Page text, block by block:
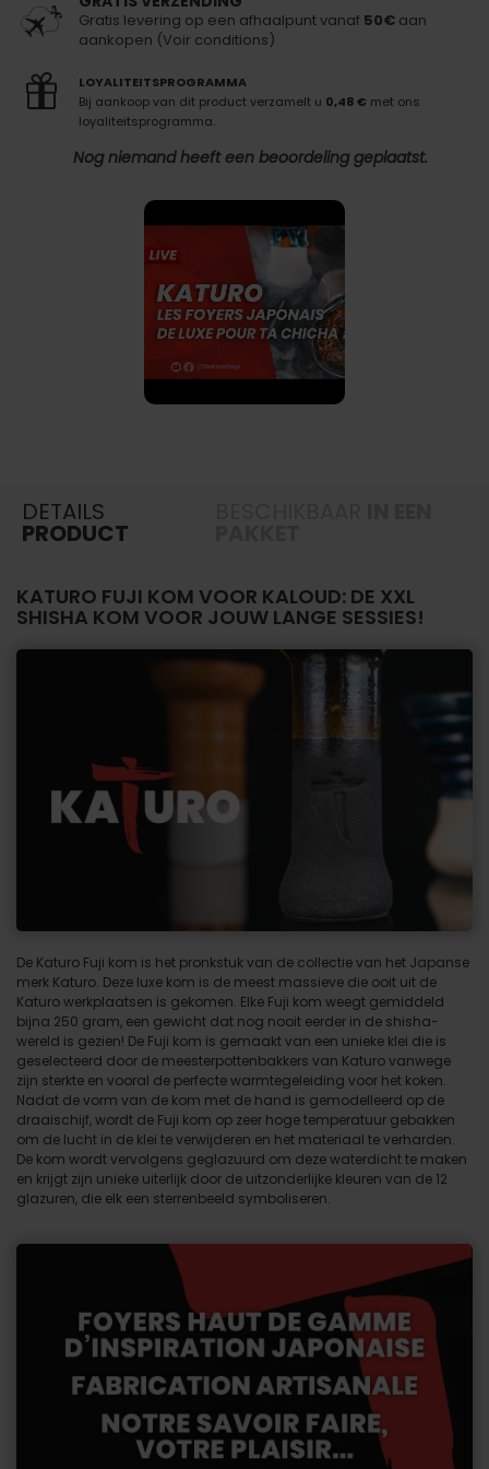
Gratis levering op een afhaalpunt vanaf 50€ aan
aankopen (Voir conditions)
LOYALITEITSPROGRAMMA
Bij aankoop van dit product verzamelt u 0,48 € met ons
loyaliteitsprogramma.
Nog niemand heeft een beoordeling geplaatst.
DETAILS
PRODUCT
KATURO FUJI KOM VOOR KALOUD: DE XXL
SHISHA KOM VOOR JOUW LANGE SESSIES!
De Katuro Fuji kom is het pronkstuk van de collectie van het Japanse
merk Katuro. Deze luxe kom is de meest massieve die ooit uit de
Katuro werkplaatsen is gekomen. Elke Fuji kom weegt gemiddeld
bijna 250 gram, een gewicht dat nog nooit eerder in de shisha-
wereld is gezien! De Fuji kom is gemaakt van een unieke klei die is
geselecteerd door de meesterpottenbakkers van Katuro vanwege
zijn sterkte en vooral de perfecte warmtegeleiding voor het koken.
Nadat de vorm van de kom met de hand is gemodelleerd op de
draaischijf, wordt de Fuji kom op zeer hoge temperatuur gebakken
om de lucht in de klei te verwijderen en het materiaal te verharden.
De kom wordt vervolgens geglazuurd om deze waterdicht te maken
en krijgt zijn unieke uiterlijk door de uitzonderlijke kleuren van de 12
glazuren, die elk een sterrenbeeld symboliseren.